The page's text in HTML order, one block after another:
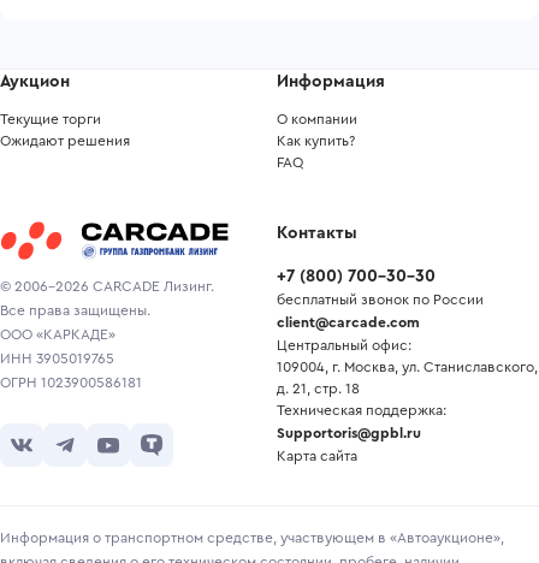
© 2006-2026 CARCADE Лизинг.
Все права защищены.
ООО «КАРКАДЕ»
ИНН 3905019765
ОГРН 1023900586181
Аукцион
Текущие торги
Ожидают решения
Информация
О компании
Как купить?
FAQ
Контакты
+7 (800) 700-30-30
бесплатный звонок по России
client@carcade.com
Центральный офис:
109004, г. Москва, ул. Станиславского,
д. 21, стр. 18
Техническая поддержка:
Supportoris@gpbl.ru
Карта сайта
Информация о транспортном средстве, участвующем в «Автоаукционе»,